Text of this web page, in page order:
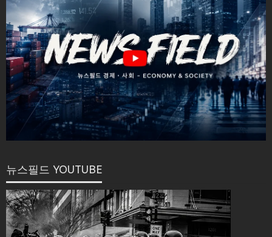
뉴스필드 YOUTUBE